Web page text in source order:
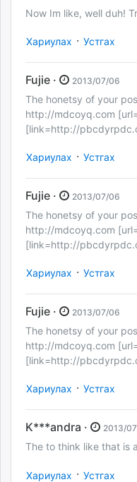
Now Im like, well duh!
Хариулах · Устгах
Fujie · 2013/07/06
The honetsy of your
http://mdcoyq.com
[link=http://
Хариулах · Устгах
Fujie · 2013/07/06
The honetsy of your
http://mdcoyq.com
[link=http://
Хариулах · Устгах
Fujie · 2013/07/06
The honetsy of your
http://mdcoyq.com
[link=http://
Хариулах · Устгах
K***andra · 2013/
The to think like that is
Хариулах · Устгах